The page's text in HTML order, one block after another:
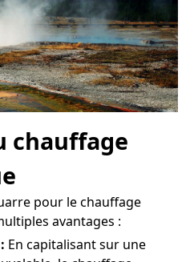
chauffage
pour le chauffage
avantages :
En capitalisant sur une